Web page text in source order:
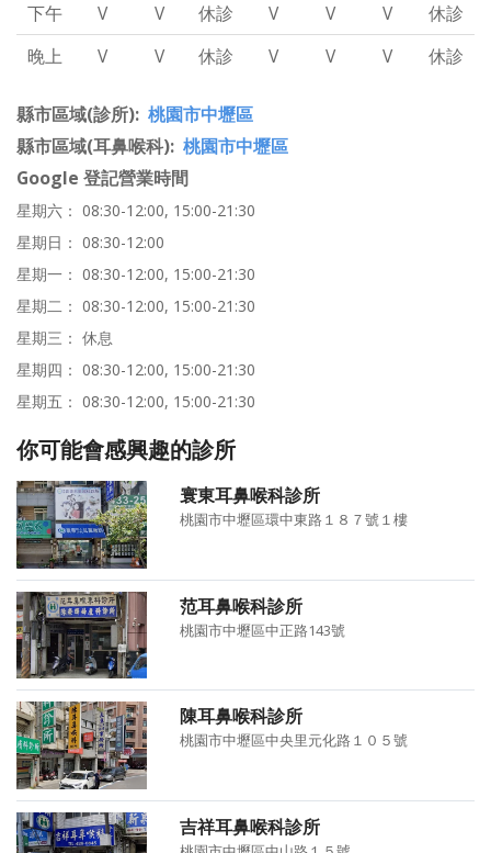
下午
V V 休診 V V V
休診
晚上
V V 休診 V V V 休診
縣市區域(診所) 桃園市中壢區
縣市區域(耳鼻喉科) 桃園市中壢區
Google 登記營業時間
星期六： 08:30-12:00, 15:00-21:30
星期日： 08:30-12:00
星期一： 08:30-12:00, 15:00-21:30
星期二： 08:30-12:00, 15:00-21:30
星期三： 休息
星期四： 08:30-12:00, 15:00-21:30
星期五： 08:30-12:00, 15:00-21:30
你可能會感興趣的診所
寰東耳鼻喉科診所
桃園市中壢區環中東路１８７號１樓
范耳鼻喉科診所
桃園市中壢區中正路143號
陳耳鼻喉科診所
桃園市中壢區中央里元化路１０５號
吉祥耳鼻喉科診所